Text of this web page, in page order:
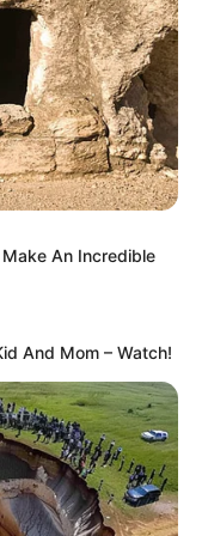
igazi apa-
érte, értük
Mancika volt a
de hiába
elment egy
kikapcsoltat
oda mentem
Ivett, a szerk.)
hogy a kutya
An Incredible
And Mom – Watch!